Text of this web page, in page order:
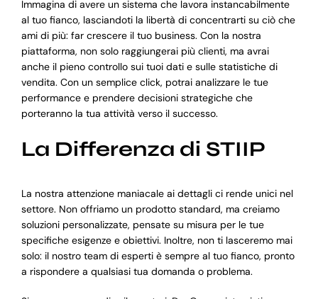
Immagina di avere un sistema che lavora instancabilmente
al tuo fianco, lasciandoti la libertà di concentrarti su ciò che
ami di più: far crescere il tuo business. Con la nostra
piattaforma, non solo raggiungerai più clienti, ma avrai
anche il pieno controllo sui tuoi dati e sulle statistiche di
vendita. Con un semplice click, potrai analizzare le tue
performance e prendere decisioni strategiche che
porteranno la tua attività verso il successo.
La Differenza di STIIP
La nostra attenzione maniacale ai dettagli ci rende unici nel
settore. Non offriamo un prodotto standard, ma creiamo
soluzioni personalizzate, pensate su misura per le tue
specifiche esigenze e obiettivi. Inoltre, non ti lasceremo mai
solo: il nostro team di esperti è sempre al tuo fianco, pronto
a rispondere a qualsiasi tua domanda o problema.